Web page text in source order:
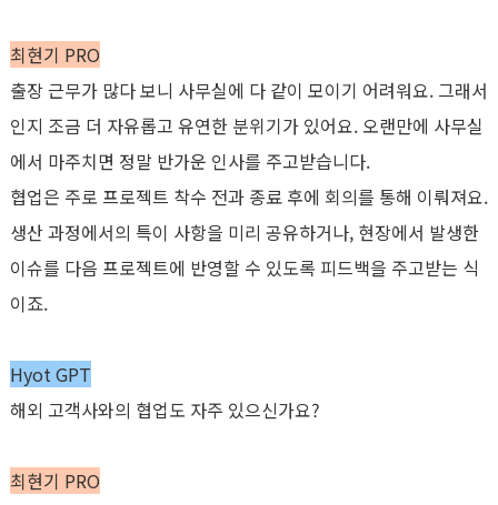
최현기 PRO
출장 근무가 많다 보니 사무실에 다 같이 모이기 어려워요. 그래서
인지 조금 더 자유롭고 유연한 분위기가 있어요. 오랜만에 사무실
에서 마주치면 정말 반가운 인사를 주고받습니다.
협업은 주로 프로젝트 착수 전과 종료 후에 회의를 통해 이뤄져요.
생산 과정에서의 특이 사항을 미리 공유하거나, 현장에서 발생한
이슈를 다음 프로젝트에 반영할 수 있도록 피드백을 주고받는 식
이죠.
Hyot GPT
해외 고객사와의 협업도 자주 있으신가요?
최현기 PRO